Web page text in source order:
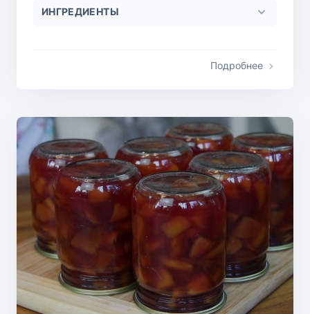
ИНГРЕДИЕНТЫ
Подробнее